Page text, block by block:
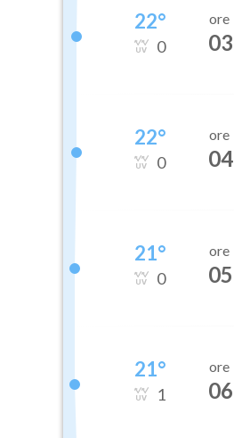
22°
0
ore
03
22°
0
ore
04
21°
0
ore
05
21°
1
ore
06